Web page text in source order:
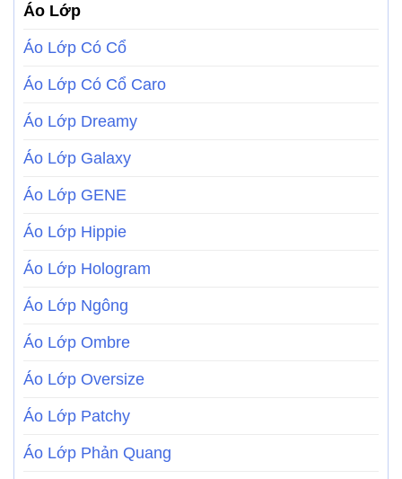
Áo Lớp
Áo Lớp Có Cổ
Áo Lớp Có Cổ Caro
Áo Lớp Dreamy
Áo Lớp Galaxy
Áo Lớp GENE
Áo Lớp Hippie
Áo Lớp Hologram
Áo Lớp Ngông
Áo Lớp Ombre
Áo Lớp Oversize
Áo Lớp Patchy
Áo Lớp Phản Quang